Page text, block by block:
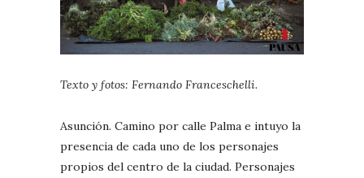
Texto y fotos: Fernando Franceschelli.
Asunción. Camino por calle Palma e intuyo la
presencia de cada uno de los personajes
propios del centro de la ciudad. Personajes